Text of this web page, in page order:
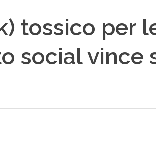
tossico per
social vince